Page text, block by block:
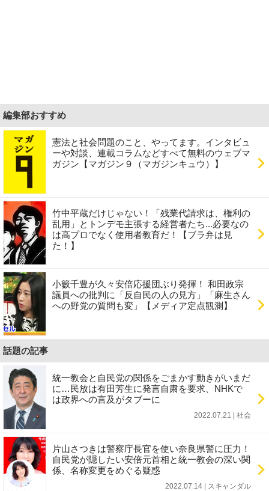
編集部おすすめ
憲法と社会問題のこと、やってます。インタビュ
ーや対談、連載コラムなどすべて無料のウェブマ
ガジン【マガジン９（マガジンキュウ）】
竹中平蔵だけじゃない！「残業代請求は、権利の
乱用」とトンデモ主張する経営者たち...必要なの
は高プロでなく使用者教育だ！【ブラ弁は見
た！】
小籔千豊が久々安倍応援団ぶり発揮！ 和田政宗
議員への批判に「反自民の人の見方」「麻生さん
への野党の質問も変」【メディア定点観測】
話題の記事
統一教会と自民党の関係をごまかす動きがいまだ
に…民放は有田芳生に発言自粛を要求、NHKで
は政界への言及がタブーに
2022.07.21 | 社会
片山さつきは警察庁長官を使い奈良県警に圧力！
自民党が隠したい安倍元首相と統一教会の深い関
係、名称変更をめぐる疑惑
2022.07.14 | スキャンダル